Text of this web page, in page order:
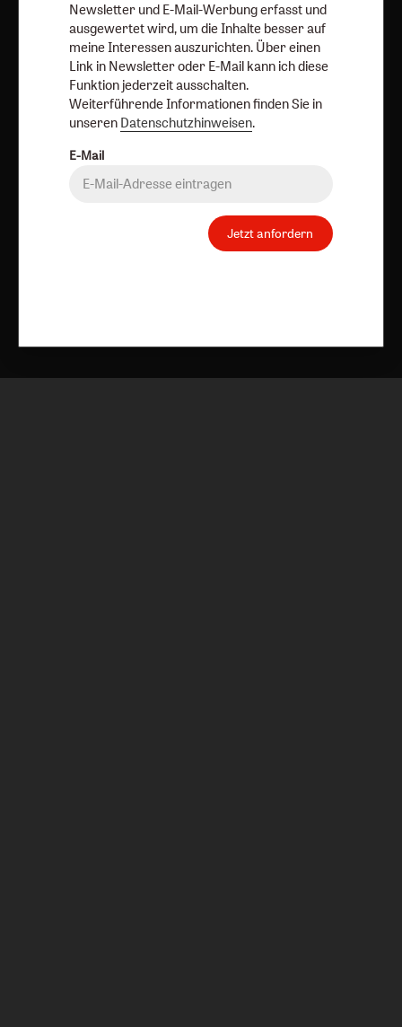
AGB und Widerrufsbelehrung
Datenschutz
Barrierefreiheit
Impressum
Vertrag widerrufen Abo online kündigen
Newsletter und E-Mail-Werbung erfasst und
ausgewertet wird, um die Inhalte besser auf
meine Interessen auszurichten. Über einen
Link in Newsletter oder E-Mail kann ich diese
Funktion jederzeit ausschalten.
Weiterführende Informationen finden Sie in
unseren Datenschutzhinweisen.
E-Mail
Jetzt anfordern